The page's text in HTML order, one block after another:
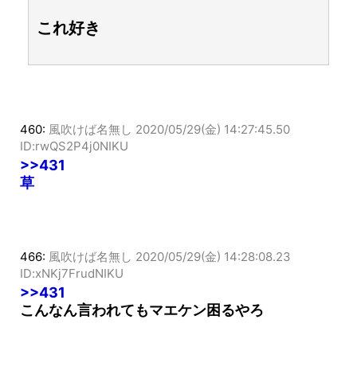
460:風吹けば名無し
ID:rwQS2P4j0NIKU
>>431
466:風吹けば名無し
ID:xNKj7FrudNIKU
>>431